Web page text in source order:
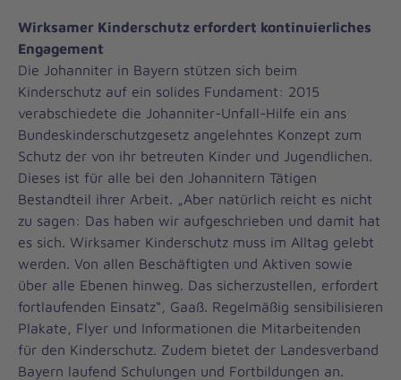
Wirksamer Kinderschutz erfordert kontinuierliches
Engagement
Die Johanniter in Bayern stützen sich beim
Kinderschutz auf ein solides Fundament: 2015
verabschiedete die Johanniter-Unfall-Hilfe ein ans
Bundeskinderschutzgesetz angelehntes Konzept zum
Schutz der von ihr betreuten Kinder und Jugendlichen.
Dieses ist für alle bei den Johannitern Tätigen
Bestandteil ihrer Arbeit. „Aber natürlich reicht es nicht
zu sagen: Das haben wir aufgeschrieben und damit hat
es sich. Wirksamer Kinderschutz muss im Alltag gelebt
werden. Von allen Beschäftigten und Aktiven sowie
über alle Ebenen hinweg. Das sicherzustellen, erfordert
fortlaufenden Einsatz“, Gaaß. Regelmäßig sensibilisieren
Plakate, Flyer und Informationen die Mitarbeitenden
für den Kinderschutz. Zudem bietet der Landesverband
Bayern laufend Schulungen und Fortbildungen an.